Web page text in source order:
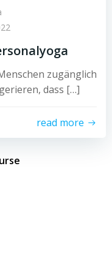
zugänglich
dass […]
read more